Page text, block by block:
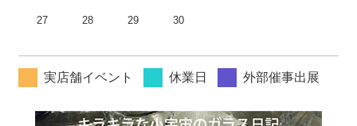
27 28 29 30
実店舗イベント 休業日 外部催事出展